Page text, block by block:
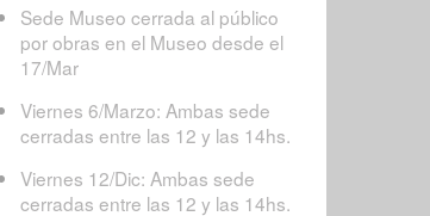
Sede Museo cerrada al público
por obras en el Museo desde el
17/Mar
Viernes 6/Marzo: Ambas sede
cerradas entre las 12 y las 14hs.
Viernes 12/Dic: Ambas sede
cerradas entre las 12 y las 14hs.